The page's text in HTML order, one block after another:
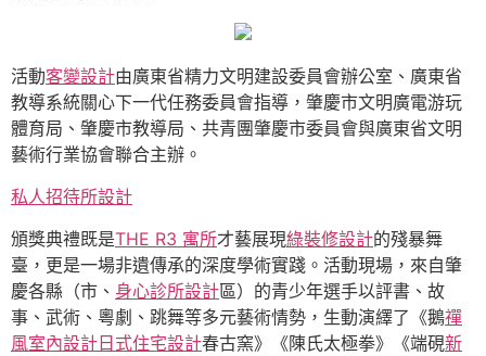
活動客變設計由廣東省精力文明建設委員會辦公室、廣東省
教導系統關心下一代任務委員會指導，肇慶市文明廣電游玩
體育局、肇慶市教導局、共青團肇慶市委員會與廣東省文明
藝術行業協會聯合主辦。
私人招待所設計
頒獎典禮既是THE R3 寓所才藝展現綠裝修設計的殘暴舞
臺，更是一場非遺傳承的深度學術實踐。活動現場，來自肇
慶各縣（市、 身心診所設計區）的青少年選手以評書、故
事、武術、粵劇、跳舞等多元藝術情勢，生動演繹了《鵝禪
風室內設計日式住宅設計春古窯》《陳氏太極拳》《端硯新